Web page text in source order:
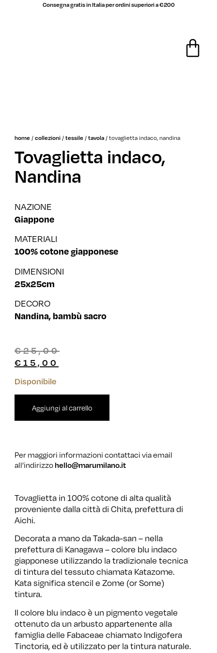
Consegna gratis in Italia per ordini superiori a €200
home / collezioni / tessile / tavola / tovaglietta indaco, nandina
Tovaglietta indaco,
Nandina
NAZIONE
Giappone
MATERIALI
100% cotone giapponese
DIMENSIONI
25x25cm
DECORO
Nandina, bambù sacro
€25,00
€ 15,00
Disponibile
Aggiungi al carrello
Per maggiori informazioni contattaci via email
all’indirizzo hello@marumilano.it
Tovaglietta in 100% cotone di alta qualità
proveniente dalla città di Chita, prefettura di
Aichi.
Decorata a mano da Takada-san – nella
prefettura di Kanagawa – colore blu indaco
giapponese utilizzando la tradizionale tecnica
di tintura del tessuto chiamata Katazome.
Kata significa stencil e Zome (or Some)
tintura.
Il colore blu indaco è un pigmento vegetale
ottenuto da un arbusto appartenente alla
famiglia delle Fabaceae chiamato Indigofera
Tinctoria, ed è utilizzato per la tintura naturale.